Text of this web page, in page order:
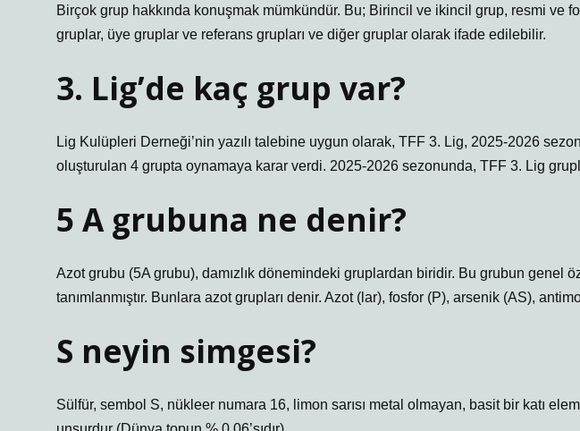
Birçok grup hakkında konuşmak mümkündür. Bu; Birincil ve ikincil grup, resmi ve
gruplar, üye gruplar ve referans grupları ve diğer gruplar olarak ifade edilebilir.
3. Lig’de kaç grup var?
Lig Kulüpleri Derneği’nin yazılı talebine uygun olarak, TFF 3. Lig, 2025-2026
oluşturulan 4 grupta oynamaya karar verdi. 2025-2026 sezonunda, TFF 3. Lig
5 A grubuna ne denir?
Azot grubu (5A grubu), damızlık dönemindeki gruplardan biridir. Bu grubun genel
tanımlanmıştır. Bunlara azot grupları denir. Azot (lar), fosfor (P), arsenik (AS),
S neyin simgesi?
Sülfür, sembol S, nükleer numara 16, limon sarısı metal olmayan, basit bir katı